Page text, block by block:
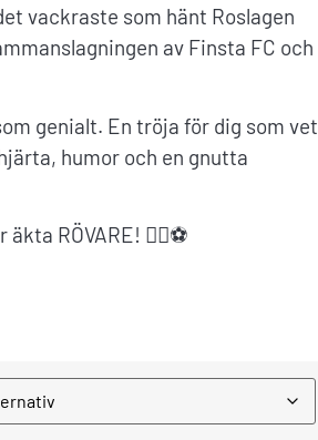
vackraste som hänt Roslagen
av Finsta FC och
genialt. En tröja för dig som vet
humor och en gnutta
RÖVARE! 🏴‍☠️⚽️